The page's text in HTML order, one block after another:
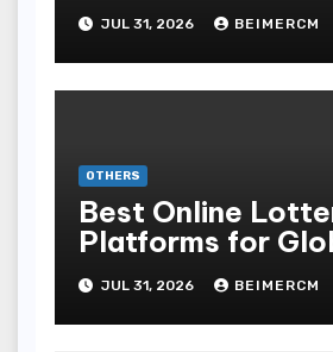
JUL 31, 2026 BEIMERCM
OTHERS
Best Online
Platforms for
Players
JUL 31, 2026 BEIMERCM